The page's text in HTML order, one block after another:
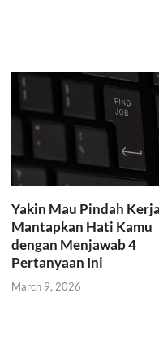
Yakin Mau Pindah
Mantapkan Hati Kamu
dengan Menjawab 4
Pertanyaan Ini
March 9, 2026